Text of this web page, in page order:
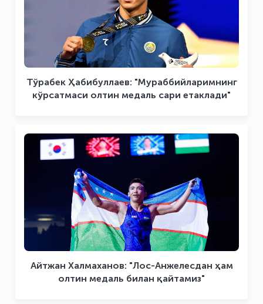
Тўрабек Ҳабибуллаев: "Мураббийларимнинг
кўрсатмаси олтин медаль сари етаклади"
Айтжан Халмаханов: "Лос-Анжелесдан ҳам
олтин медаль билан қайтамиз"